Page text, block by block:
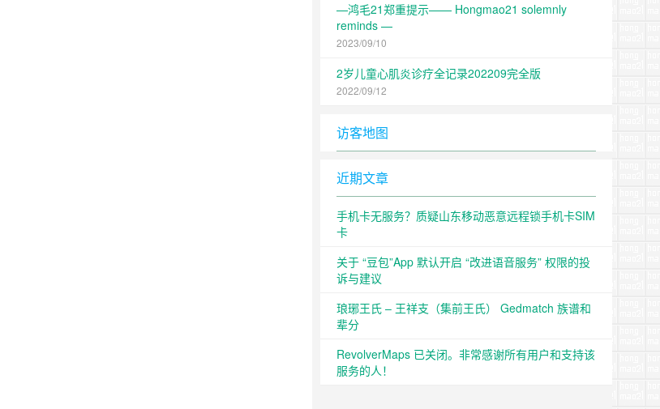
—鸿毛21郑重提示—— Hongmao21 solemnly
reminds —
2023/09/10
2岁儿童心肌炎诊疗全记录202209完全版
2022/09/12
访客地图
近期文章
手机卡无服务？质疑山东移动恶意远程锁手机卡SIM
卡
关于 “豆包”App 默认开启 “改进语音服务” 权限的投
诉与建议
琅琊王氏 – 王祥支（集前王氏） Gedmatch 族谱和
辈分
RevolverMaps 已关闭。非常感谢所有用户和支持该
服务的人！